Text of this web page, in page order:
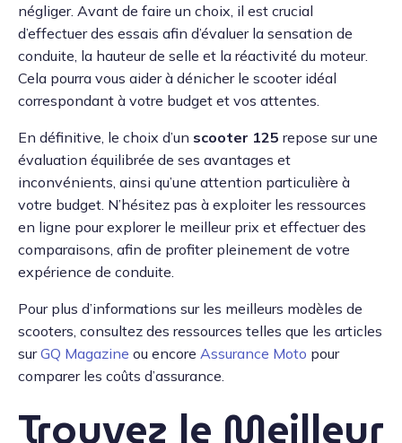
négliger. Avant de faire un choix, il est crucial
d’effectuer des essais afin d’évaluer la sensation de
conduite, la hauteur de selle et la réactivité du moteur.
Cela pourra vous aider à dénicher le scooter idéal
correspondant à votre budget et vos attentes.
En définitive, le choix d’un scooter 125 repose sur une
évaluation équilibrée de ses avantages et
inconvénients, ainsi qu’une attention particulière à
votre budget. N’hésitez pas à exploiter les ressources
en ligne pour explorer le meilleur prix et effectuer des
comparaisons, afin de profiter pleinement de votre
expérience de conduite.
Pour plus d’informations sur les meilleurs modèles de
scooters, consultez des ressources telles que les articles
surGQ Magazine ou encore Assurance Moto pour
comparer les coûts d’assurance.
Trouvez le Meilleur